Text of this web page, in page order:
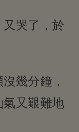
哭了，於
幾分鐘，
又艱難地